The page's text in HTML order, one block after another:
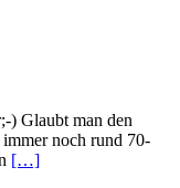
) Glaubt man den
immer noch rund 70-
[…]